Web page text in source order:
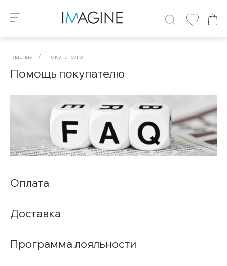
Главная / Покупателю
Помощь покупателю
Оплата
Доставка
Программа лояльности